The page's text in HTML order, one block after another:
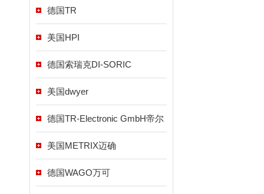
德国TR
美国HPI
德国索瑞克DI-SORIC
美国dwyer
德国TR-Electronic GmbH帝尔
美国METRIX迈确
德国WAGO万可